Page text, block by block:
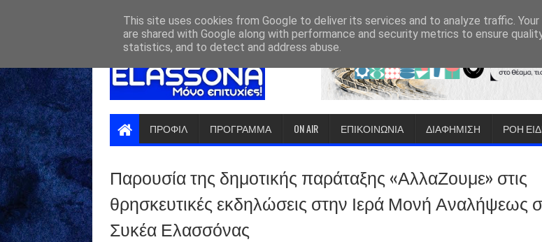
ΠΡΟΦΙΛ ΠΡΟΓΡΑΜΜΑ ON AIR ΕΠΙΚΟΙΝΩΝΙΑ ΔΙΑΦΗΜΙΣΗ ΡΟΗ
Παρουσία της δημοτικής παράταξης «ΑλλαΖουμε» στις
θρησκευτικές εκδηλώσεις στην Ιερά Μονή Αναλήψεως
Συκέα Ελασσόνας
This site uses cookies from Google to deliver its services and to analyze traffic.
are shared with Google along with performance and security metrics to ensure
statistics, and to detect and address abuse.